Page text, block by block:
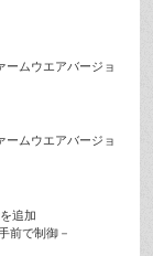
ームウエアバージョ
ームウエアバージョ
追加
前で制御－